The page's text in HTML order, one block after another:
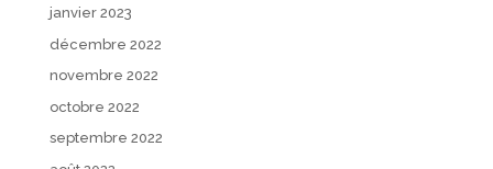
janvier 2023
décembre 2022
novembre 2022
octobre 2022
septembre 2022